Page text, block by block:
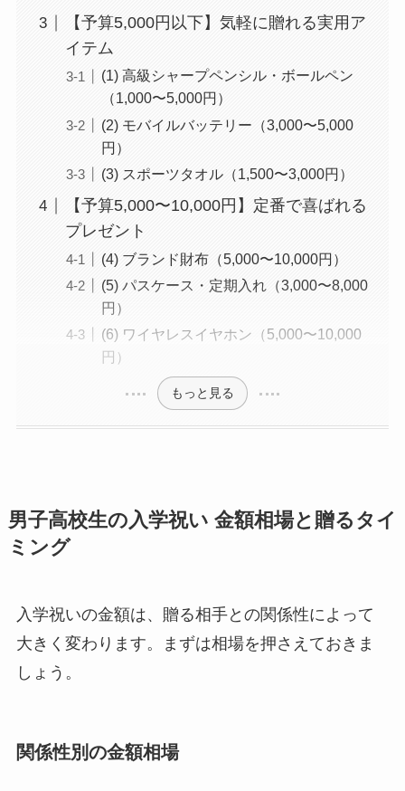
【予算5,000円以下】気軽に贈れる実用ア
イテム
(1) 高級シャープペンシル・ボールペン
（1,000〜5,000円）
(2) モバイルバッテリー（3,000〜5,000
円）
(3) スポーツタオル（1,500〜3,000円）
【予算5,000〜10,000円】定番で喜ばれる
プレゼント
(4) ブランド財布（5,000〜10,000円）
(5) パスケース・定期入れ（3,000〜8,000
円）
(6) ワイヤレスイヤホン（5,000〜10,000
円）
もっと見る
男子高校生の入学祝い 金額相場と贈るタイ
ミング
入学祝いの金額は、贈る相手との関係性によって
大きく変わります。まずは相場を押さえておきま
しょう。
関係性別の金額相場